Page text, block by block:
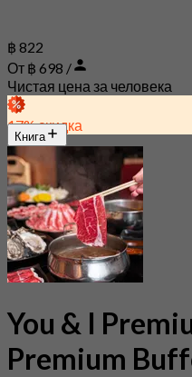
฿ 822
От ฿ 698 /
Чистая цена за человека
17% скидка
Книга
You & I
Premium